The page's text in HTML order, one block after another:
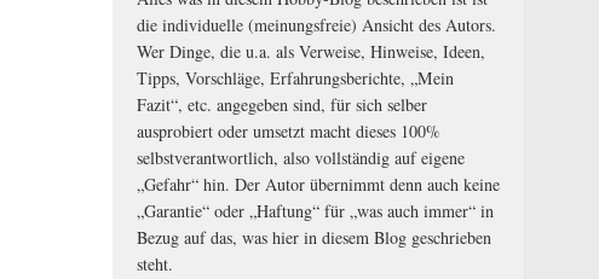
die individuelle (meinungsfreie) Ansicht des Autors.
Wer Dinge, die u.a. als Verweise, Hinweise, Ideen,
Tipps, Vorschläge, Erfahrungsberichte, „Mein
Fazit“, etc. angegeben sind, für sich selber
ausprobiert oder umsetzt macht dieses 100%
selbstverantwortlich, also vollständig auf eigene
„Gefahr“ hin. Der Autor übernimmt denn auch keine
„Garantie“ oder „Haftung“ für „was auch immer“ in
Bezug auf das, was hier in diesem Blog geschrieben
steht.